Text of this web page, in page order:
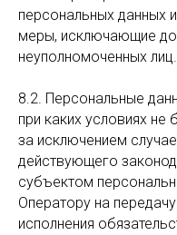
персональных данных
меры, исключающие
неуполномоченных лиц.
8.2. Персональные
при каких условиях не
за исключением
действующего
субъектом
Оператору на
исполнения